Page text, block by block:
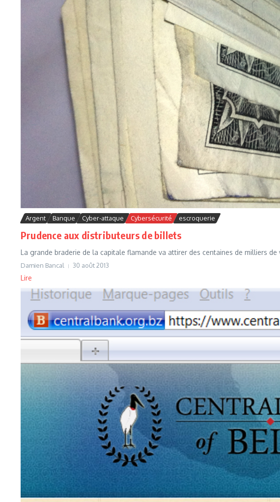
Argent Banque Cyber-attaque Cybersécurité escroquerie
Prudence aux distributeurs de billets
La grande braderie de la capitale flamande va attirer des centaines de milliers
Damien Bancal 30 août 2013
Lire